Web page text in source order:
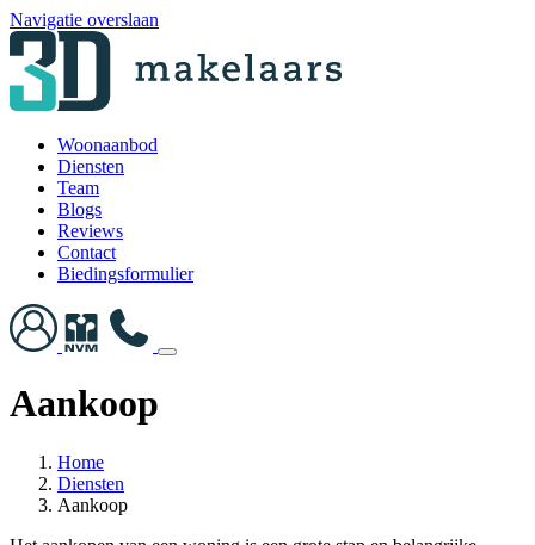
Navigatie overslaan
Woonaanbod
Diensten
Team
Blogs
Reviews
Contact
Biedingsformulier
Aankoop
Home
Diensten
Aankoop